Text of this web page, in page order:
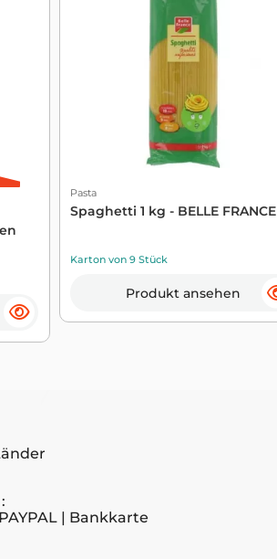
Pasta
Spaghetti 1 kg - BELLE FRANCE
Karton von 9 Stück
Produkt ansehen
| Bankkarte